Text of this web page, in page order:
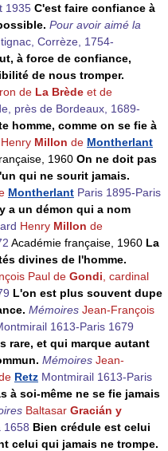
1935 C'est faire confiance à
Pour avoir aimé la
Corrèze, 1754-
à force de confiance,
de nous tromper.
de La Brède et de
près de Bordeaux, 1689-
homme, comme on se fie à
Henry Millon de Montherlant
1960 On ne doit pas
qui ne sourit jamais.
Montherlant Paris 1895-Paris
a un démon qui a nom
Henry Millon de
Académie française, 1960 La
divines de l'homme.
Paul de Gondi , cardinal
L'on est plus souvent dupe
Mémoires Jean-François
1613-Paris 1679
rare, et qui marque autant
Mémoires Jean-
Retz Montmirail 1613-Paris
à soi-même ne se fie jamais
Baltasar Gracián y
1658 Bien crédule est celui
celui qui jamais ne trompe.